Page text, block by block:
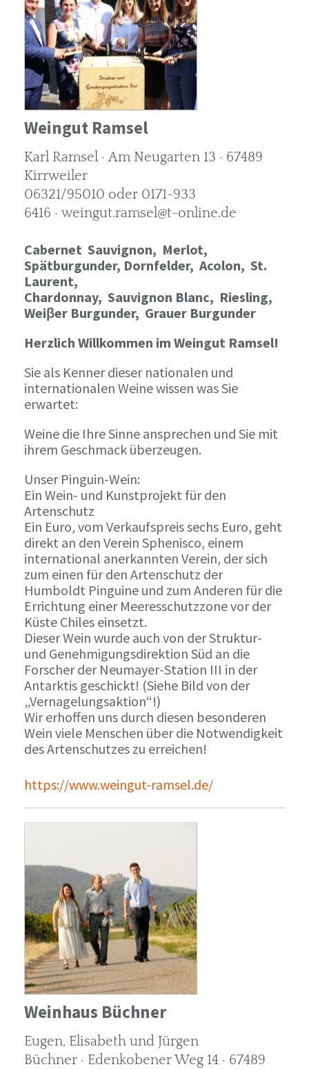
Weingut Ramsel
Karl Ramsel · Am Neugarten 13 · 67489
Kirrweiler
06321/95010 oder 0171-933
6416 · weingut.ramsel@t-online.de
Cabernet Sauvignon, Merlot,
Spätburgunder, Dornfelder, Acolon, St.
Laurent,
Chardonnay, Sauvignon Blanc, Riesling,
Weiβer Burgunder, Grauer Burgunder
Herzlich Willkommen im Weingut Ramsel!
Sie als Kenner dieser nationalen und
internationalen Weine wissen was Sie
erwartet:
Weine die Ihre Sinne ansprechen und Sie mit
ihrem Geschmack überzeugen.
Unser Pinguin-Wein:
Ein Wein- und Kunstprojekt für den
Artenschutz
Ein Euro, vom Verkaufspreis sechs Euro, geht
direkt an den Verein Sphenisco, einem
international anerkannten Verein, der sich
zum einen für den Artenschutz der
Humboldt Pinguine und zum Anderen für die
Errichtung einer Meeresschutzzone vor der
Küste Chiles einsetzt.
Dieser Wein wurde auch von der Struktur-
und Genehmigungsdirektion Süd an die
Forscher der Neumayer-Station III in der
Antarktis geschickt! (Siehe Bild von der
„Vernagelungsaktion“!)
Wir erhoffen uns durch diesen besonderen
Wein viele Menschen über die Notwendigkeit
des Artenschutzes zu erreichen!
https://www.weingut-ramsel.de/
Weinhaus Büchner
Eugen, Elisabeth und Jürgen
Büchner · Edenkobener Weg 14 · 67489